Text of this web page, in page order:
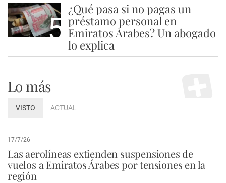
5
¿Qué pasa si no pagas un
préstamo personal en
Emiratos Árabes? Un abogado
lo explica
Lo más
VISTO ACTUAL
17/7/26
Las aerolíneas extienden suspensiones de
vuelos a Emiratos Árabes por tensiones en la
región